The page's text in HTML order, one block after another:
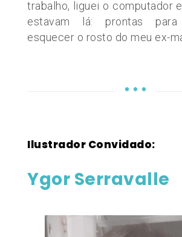
trabalho, liguei o computador
estavam lá: prontas
esquecer o rosto do meu ex-
* * *
Ilustrador Convidado:
Ygor Serravalle